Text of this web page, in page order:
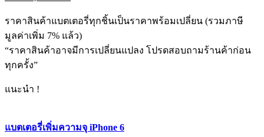
ราคาสินค้าแบตเตอรี่ทุกชิ้นเป็นราคาพร้อมเปลี่ยน (รวมภาษี
มูลค่าเพิ่ม 7% แล้ว)
“ราคาสินค้าอาจมีการเปลี่ยนแปลง โปรดสอบถามร้านค้าก่อน
ทุกครั้ง”
แนะนำ !
แบตเตอรี่เพิ่มความจุ iPhone 6